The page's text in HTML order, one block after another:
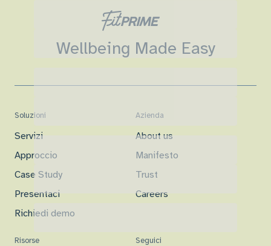
Wellbeing Made Easy
Soluzioni
Servizi
Approccio
Case Study
Presentaci
Richiedi demo
Azienda
About us
Manifesto
Trust
Careers
Risorse Seguici